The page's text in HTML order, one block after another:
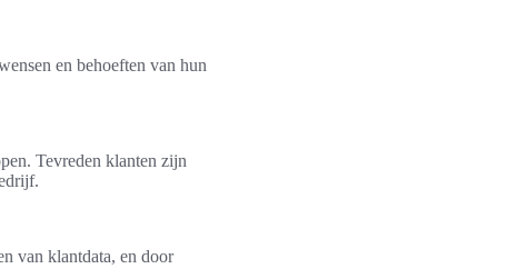
en behoeften van hun
Tevreden klanten zijn
van klantdata, en door